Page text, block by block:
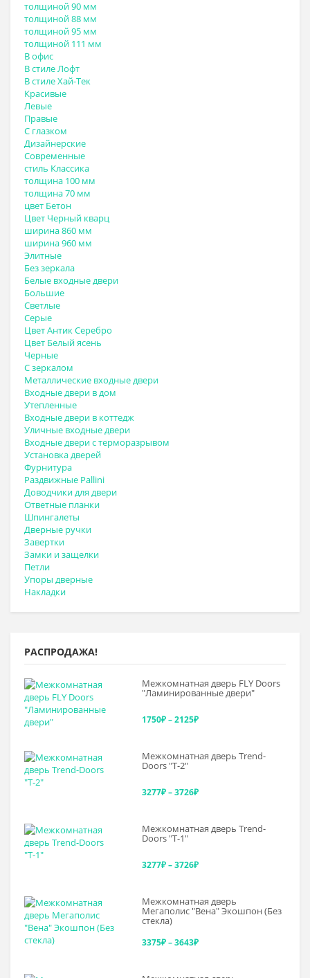
толщиной 90 мм
толщиной 88 мм
толщиной 95 мм
толщиной 111 мм
В офис
В стиле Лофт
В стиле Хай-Тек
Красивые
Левые
Правые
С глазком
Дизайнерские
Современные
стиль Классика
толщина 100 мм
толщина 70 мм
цвет Бетон
Цвет Черный кварц
ширина 860 мм
ширина 960 мм
Элитные
Без зеркала
Белые входные двери
Большие
Светлые
Серые
Цвет Антик Серебро
Цвет Белый ясень
Черные
С зеркалом
Металлические входные двери
Входные двери в дом
Утепленные
Входные двери в коттедж
Уличные входные двери
Входные двери с терморазрывом
Установка дверей
Фурнитура
Раздвижные Pallini
Доводчики для двери
Ответные планки
Шпингалеты
Дверные ручки
Завертки
Замки и защелки
Петли
Упоры дверные
Накладки
РАСПРОДАЖА!
Межкомнатная дверь FLY Doors
"Ламинированные двери"
1750₽–2125₽Диапазон
1750₽
Межкомнатная дверь Trend-
Doоrs "Т-2"
3277₽–3726₽Диапазон
3277₽
Межкомнатная дверь Trend-
Doоrs "Т-1"
3277₽–3726₽Диапазон
3277₽
Межкомнатная дверь
Мегаполис "Вена" Экошпон (Без
стекла)
3375₽–3643₽Диапазон